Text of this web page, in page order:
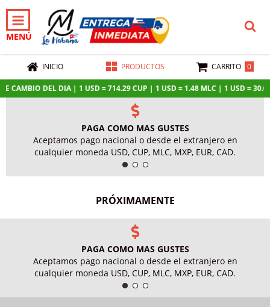
CAMBIO DEL DIA | 1 USD = 714.29 CUP | 1 USD = 1.48 MLC | 1 USD =
MENÚ
INICIO PRODUCTOS CARRITO 0
PAGA COMO MAS GUSTES
Aceptamos pago nacional o desde el extranjero en
cualquier moneda USD, CUP, MLC, MXP, EUR, CAD.
PRÓXIMAMENTE
PAGA COMO MAS GUSTES
Aceptamos pago nacional o desde el extranjero en
cualquier moneda USD, CUP, MLC, MXP, EUR, CAD.